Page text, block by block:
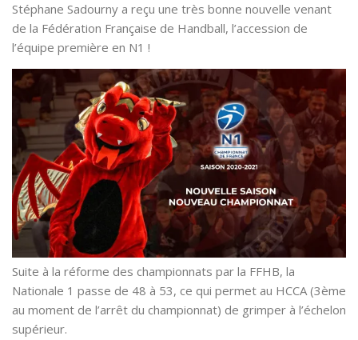
Stéphane Sadourny a reçu une très bonne nouvelle venant
de la Fédération Française de Handball, l’accession de
l’équipe première en N1 !
Suite à la réforme des championnats par la FFHB, la
Nationale 1 passe de 48 à 53, ce qui permet au HCCA (3ème
au moment de l’arrêt du championnat) de grimper à l’échelon
supérieur.